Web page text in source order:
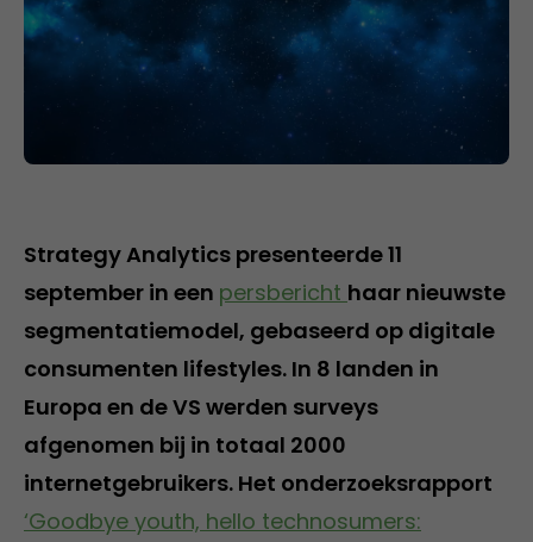
Strategy Analytics presenteerde 11
september in een persbericht haar nieuwste
segmentatiemodel, gebaseerd op digitale
consumenten lifestyles. In 8 landen in
Europa en de VS werden surveys
afgenomen bij in totaal 2000
internetgebruikers. Het onderzoeksrapport
‘Goodbye youth, hello technosumers: